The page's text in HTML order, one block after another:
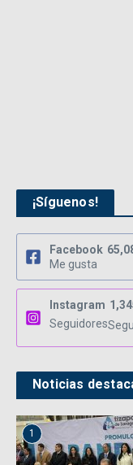
¡Síguenos!
Facebook
Me gusta
Instagram
Seguidores
Noticias
1